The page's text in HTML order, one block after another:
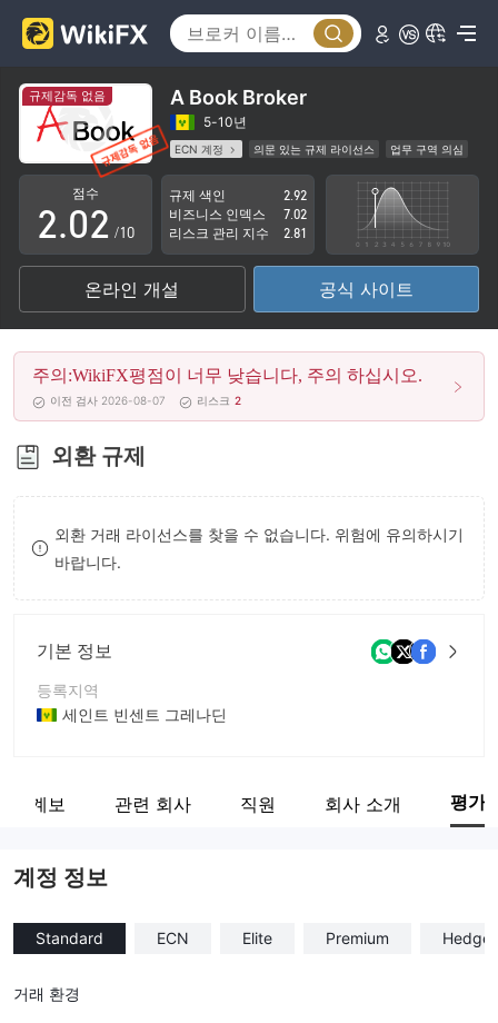
규제감독 없음 A Book Broker
5-10년
ECN 계정 의문 있는 규제 라이선스
업무 구역 의심
잠재적 위험성이 높음
점수
0
1
2
3
4
5
6
7
8
9
.0
1
2
3
4
5
6
7
8
0
1
2
3
4
5
6
7
8
9
/10
규제 색인
2.92
비즈니스 인덱스
7.02
리스크 관리 지수
2.81
온라인 개설 공식 사이트
주의:WikiFX평점이 너무 낮습니다, 주의 하십시오.
이전 검사 2026-08-07 리스크 2
외환 규제
외환 거래 라이선스를 찾을 수 없습니다. 위험에 유의하시기
바랍니다.
기본 정보
등록지역
세인트 빈센트 그레나딘
회사 전체 이름
계 계보 관련 회사 직원 회사 소개 평가
계정 정보
Standard ECN Elite Premium Hedge
거래 환경